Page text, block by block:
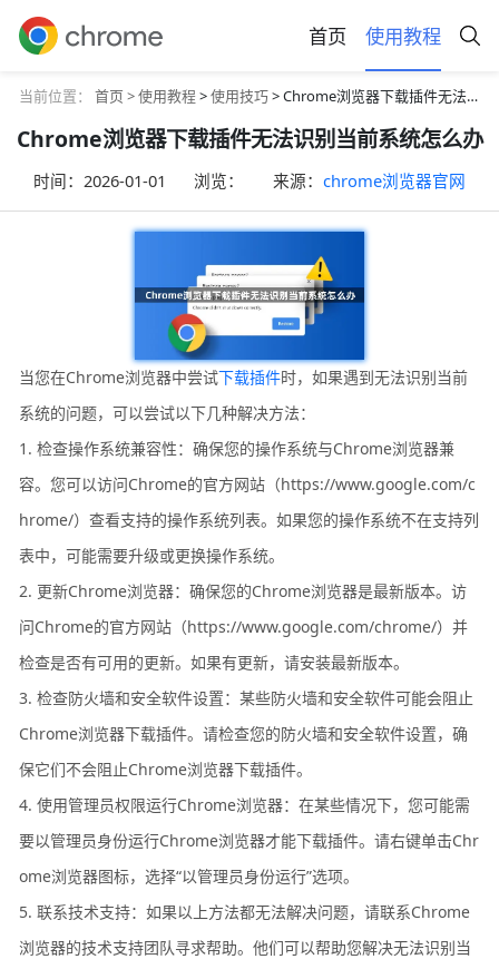
首页 使用教程
当前位置： 首页 >使用教程>使用技巧> Chrome浏览器下载插件无法识别当前系统怎么办
Chrome浏览器下载插件无法识别当前系统怎么办
时间：2026-01-01 浏览： 来源： chrome浏览器官网
当您在Chrome浏览器中尝试下载插件时，如果遇到无法识别当前
系统的问题，可以尝试以下几种解决方法：
1. 检查操作系统兼容性：确保您的操作系统与Chrome浏览器兼
容。您可以访问Chrome的官方网站（https://www.google.com/c
hrome/）查看支持的操作系统列表。如果您的操作系统不在支持列
表中，可能需要升级或更换操作系统。
2. 更新Chrome浏览器：确保您的Chrome浏览器是最新版本。访
问Chrome的官方网站（https://www.google.com/chrome/）并
检查是否有可用的更新。如果有更新，请安装最新版本。
3. 检查防火墙和安全软件设置：某些防火墙和安全软件可能会阻止
Chrome浏览器下载插件。请检查您的防火墙和安全软件设置，确
保它们不会阻止Chrome浏览器下载插件。
4. 使用管理员权限运行Chrome浏览器：在某些情况下，您可能需
要以管理员身份运行Chrome浏览器才能下载插件。请右键单击Chr
ome浏览器图标，选择“以管理员身份运行”选项。
5. 联系技术支持：如果以上方法都无法解决问题，请联系Chrome
浏览器的技术支持团队寻求帮助。他们可以帮助您解决无法识别当